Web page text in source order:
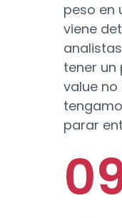
peso en
viene
tener
value no
parar